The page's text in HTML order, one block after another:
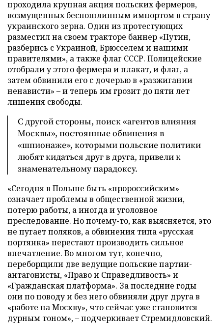
проходила крупная акция польских фермеров,
возмущенных беспошлинным импортом в страну
украинского зерна. Один из протестующих
разместил на своем тракторе баннер «Путин,
разберись с Украиной, Брюсселем и нашими
правителями», а также флаг СССР. Полицейские
отобрали у этого фермера и плакат, и флаг, а
затем обвинили его с дочерью в «разжигании
ненависти» – и теперь им грозит до пяти лет
лишения свободы.
С другой стороны, поиск «агентов влияния
Москвы», постоянные обвинения в
«шпионаже», которыми польские политики
любят кидаться друг в друга, привели к
знаменательному парадоксу.
«Сегодня в Польше быть «пророссийским»
означает проблемы в общественной жизни,
потерю работы, а иногда и уголовное
преследование. Но почему-то, как выясняется, это
не пугает поляков, а обвинения типа «русская
портянка» перестают производить сильное
впечатление. Во многом тут, конечно,
переборщили две ведущие польские партии-
антагонисты, «Право и Справедливость» и
«Гражданская платформа». За последние годы
они по поводу и без него обвиняли друг друга в
«работе на Москву», что сейчас уже становится
дурным тоном», – подчеркивает Стремидловский.